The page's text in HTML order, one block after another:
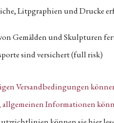
Litpgraphien und Drucke
Gemälden und Skulpturen
sind versichert (full risk)
Versandbedingungen
allgemeinen Informationen